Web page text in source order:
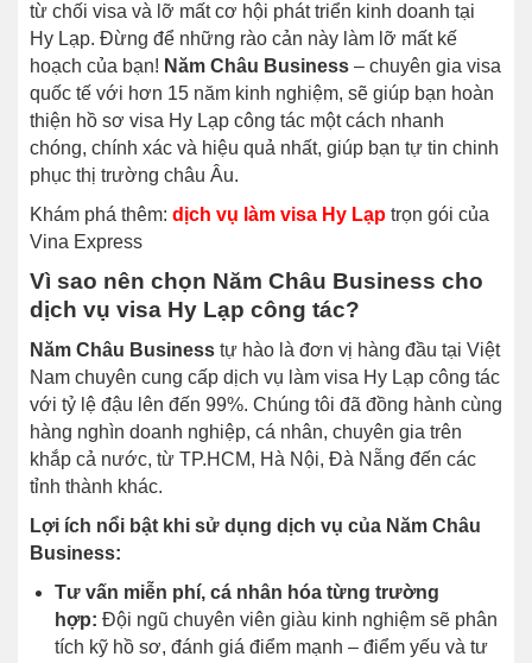
từ chối visa và lỡ mất cơ hội phát triển kinh doanh tại
Hy Lạp. Đừng để những rào cản này làm lỡ mất kế
hoạch của bạn! Năm Châu Business – chuyên gia visa
quốc tế với hơn 15 năm kinh nghiệm, sẽ giúp bạn hoàn
thiện hồ sơ visa Hy Lạp công tác một cách nhanh
chóng, chính xác và hiệu quả nhất, giúp bạn tự tin chinh
phục thị trường châu Âu.
Khám phá thêm: dịch vụ làm visa Hy Lạp trọn gói của
Vina Express
Vì sao nên chọn Năm Châu Business cho
dịch vụ visa Hy Lạp công tác?
Năm Châu Business tự hào là đơn vị hàng đầu tại Việt
Nam chuyên cung cấp dịch vụ làm visa Hy Lạp công tác
với tỷ lệ đậu lên đến 99%. Chúng tôi đã đồng hành cùng
hàng nghìn doanh nghiệp, cá nhân, chuyên gia trên
khắp cả nước, từ TP.HCM, Hà Nội, Đà Nẵng đến các
tỉnh thành khác.
Lợi ích nổi bật khi sử dụng dịch vụ của Năm Châu
Business:
Tư vấn miễn phí, cá nhân hóa từng trường
hợp: Đội ngũ chuyên viên giàu kinh nghiệm sẽ phân
tích kỹ hồ sơ, đánh giá điểm mạnh – điểm yếu và tư